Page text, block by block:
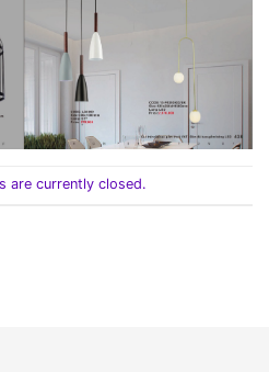
are currently closed.